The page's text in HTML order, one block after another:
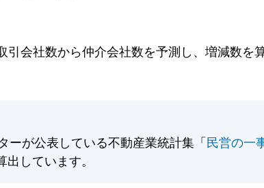
引会社数から仲介会社数を予測し、増減数
ーが公表している不動産業統計集「民営の一
しています。